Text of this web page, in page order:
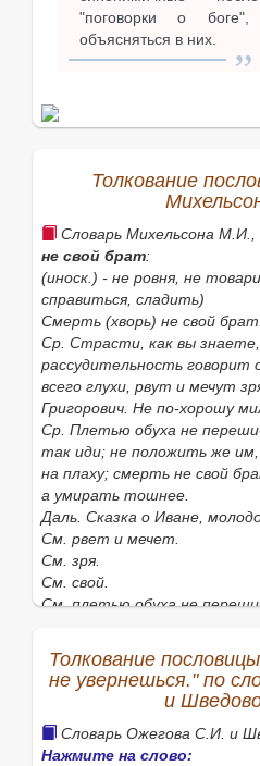
"поговорки о
объясняться в них.
Толкование
Словарь Михельсона
не свой брат:
(иноск.) - не ровня, не
справиться, сладить)
Смерть (хворь) не свой брат.
Ср. Страсти, как вы
рассудительность
всего глухи, рвут и мечут
Григорович. Не по-хорошу
Ср. Плетью обуха не
так иди; не положить же им,
на плаху; смерть не свой
а умирать тошнее.
Даль. Сказка о Иване,
См. рвет и мечет.
См. зря.
См. свой.
См. плетью обуха не
Толкование
не увернешься." по
и
Словарь Ожегова С.И. и
Нажмите на слово: